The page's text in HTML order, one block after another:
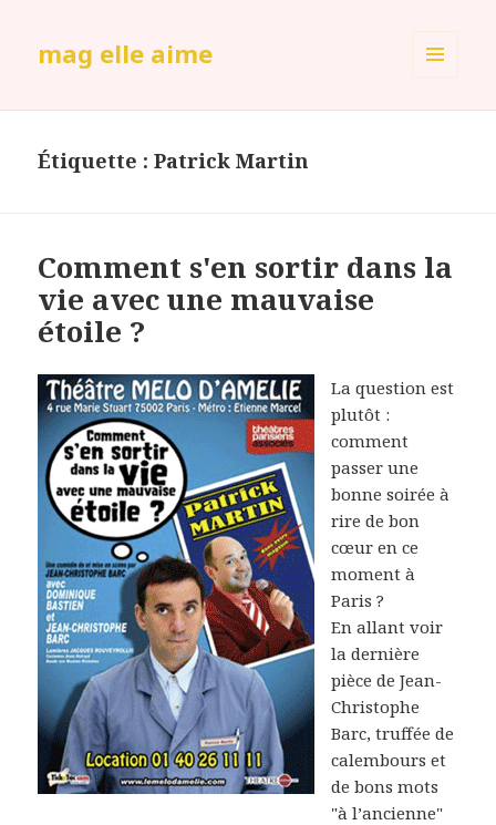
mag elle aime
Étiquette :Patrick Martin
Comment s'en sortir dans la
vie avec une mauvaise
étoile ?
La question est
plutôt :
comment
passer une
bonne soirée à
rire de bon
cœur en ce
moment à
Paris ?
En allant voir
la dernière
pièce de Jean-
Christophe
Barc, truffée de
calembours et
de bons mots
"à l’ancienne"